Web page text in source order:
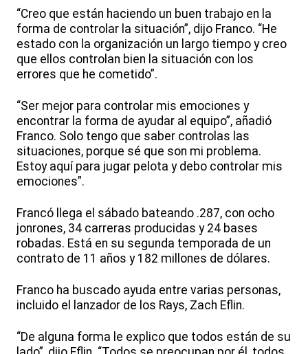
“Creo que están haciendo un buen trabajo en la
forma de controlar la situación”, dijo Franco. “He
estado con la organización un largo tiempo y creo
que ellos controlan bien la situación con los
errores que he cometido”.
“Ser mejor para controlar mis emociones y
encontrar la forma de ayudar al equipo”, añadió
Franco. Solo tengo que saber controlas las
situaciones, porque sé que son mi problema.
Estoy aquí para jugar pelota y debo controlar mis
emociones”.
Francó llega el sábado bateando .287, con ocho
jonrones, 34 carreras producidas y 24 bases
robadas. Está en su segunda temporada de un
contrato de 11 años y 182 millones de dólares.
Franco ha buscado ayuda entre varias personas,
incluido el lanzador de los Rays, Zach Eflin.
“De alguna forma le explico que todos están de su